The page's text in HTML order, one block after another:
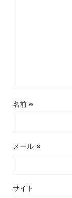
名前 ※
メール ※
サイト